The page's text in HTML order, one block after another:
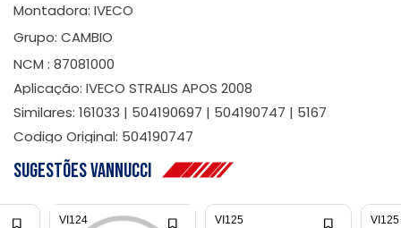
Montadora: IVECO
Grupo: CAMBIO
NCM : 87081000
Aplicação: IVECO STRALIS APOS 2008
Similares: 161033 | 504190697 | 504190747 | 5167
Codigo Original: 504190747
Sugestões Vannucci
VI124 VI125 VI125